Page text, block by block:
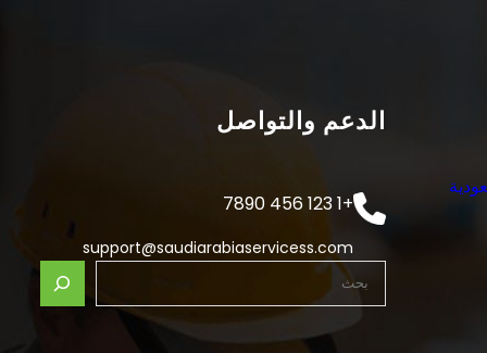
الدعم والتواصل
+1 123 456 7890
support@saudiarabiaservicess.com